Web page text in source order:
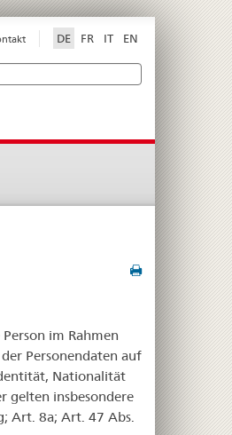
DE FR IT EN
im Rahmen
Personendaten auf
Nationalität
gelten insbesondere
Art. 8a; Art. 47 Abs.